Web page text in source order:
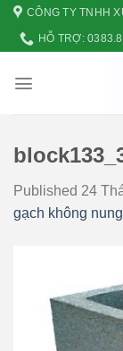
Skip
content
CÔNG TY TNHH
HỖ TRỢ:
Published 24
gạch không nung